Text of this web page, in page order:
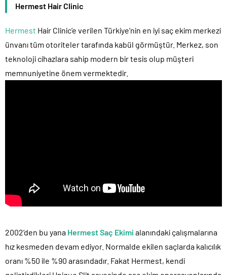
Hermest Hair Clinic
Hermest Hair Clinic’e verilen Türkiye’nin en iyi saç ekim merkezi
ünvanı tüm otoriteler tarafında kabül görmüştür. Merkez, son
teknoloji cihazlara sahip modern bir tesis olup müşteri
memnuniyetine önem vermektedir.
2002’den bu yana Hermest Saç Ekimi alanındaki çalışmalarına
hız kesmeden devam ediyor. Normalde ekilen saçlarda kalıcılık
oranı %50 ile %90 arasındadır. Fakat Hermest, kendi